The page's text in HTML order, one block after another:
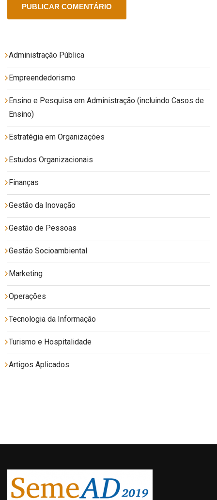
Administração Pública
Empreendedorismo
Ensino e Pesquisa em Administração (incluindo Casos de
Ensino)
Estratégia em Organizações
Estudos Organizacionais
Finanças
Gestão da Inovação
Gestão de Pessoas
Gestão Socioambiental
Marketing
Operações
Tecnologia da Informação
Turismo e Hospitalidade
Artigos Aplicados